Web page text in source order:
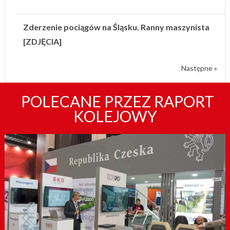
Zderzenie pociągów na Śląsku. Ranny maszynista
[ZDJĘCIA]
Następne »
POLECANE PRZEZ RAPORT
KOLEJOWY